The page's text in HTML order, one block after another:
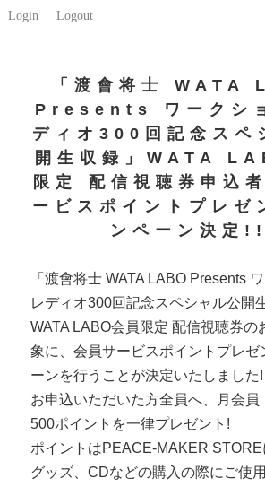
Login Logout
「渡會将士 WATA
Presents ワークシ
ディオ300回記念スペ
開生収録」WATA
限定 配信視聴券申込
ービスポイントプレゼ
ンペーン決定!!
「渡會将士 WATA LABO Presents
レディオ300回記念スペシャル公開
WATA LABO会員限定 配信視聴券の
象に、会員サービスポイントプレゼ
ーンを行うことが決定いたしました!
お申込いただいた方全員へ、月会員
500ポイントを一律プレゼント!
ポイントはPEACE-MAKER
グッズ、CDなどの購入の際にご使